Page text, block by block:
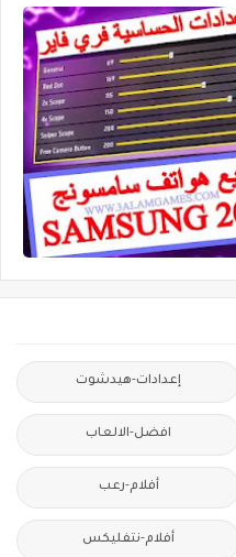
إعدادات-هيدشوت
افضل-الالعاب
أفلام-رعب
أفلام-نتفليكس